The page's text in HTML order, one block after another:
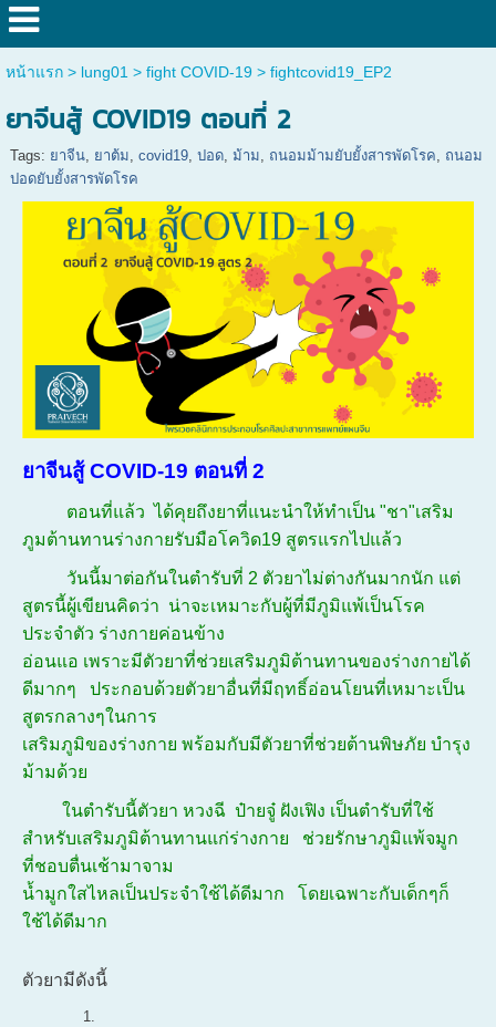
หน้าแรก> lung01 > fight COVID-19> fightcovid19_EP2
ยาจีนสู้ COVID19 ตอนที่ 2
Tags: ยาจีน, ยาต้ม, covid19, ปอด, ม้าม, ถนอมม้ามยับยั้งสารพัดโรค, ถนอม
ปอดยับยั้งสารพัดโรค
ยาจีนสู้ COVID-19 ตอนที่ 2
ตอนที่แล้ว ได้คุยถึงยาที่แนะนำให้ทำเป็น "ชา"เสริม
ภูมต้านทานร่างกายรับมือโควิด19 สูตรแรกไปแล้ว
วันนี้มาต่อกันในตำรับที่ 2 ตัวยาไม่ต่างกันมากนัก แต่
สูตรนี้ผู้เขียนคิดว่า น่าจะเหมาะกับผู้ที่มีภูมิแพ้เป็นโรค
ประจำตัว ร่างกายค่อนข้าง
อ่อนแอ เพราะมีตัวยาที่ช่วยเสริมภูมิต้านทานของร่างกายได้
ดีมากๆ ประกอบด้วยตัวยาอื่นที่มีฤทธิ์อ่อนโยนที่เหมาะเป็น
สูตรกลางๆในการ
เสริมภูมิของร่างกาย พร้อมกับมีตัวยาที่ช่วยต้านพิษภัย บำรุง
ม้ามด้วย
ในตำรับนี้ตัวยา หวงฉี ป๋ายจู๋ ฝังเฟิง เป็นตำรับที่ใช้
สำหรับเสริมภูมิต้านทานแก่ร่างกาย ช่วยรักษาภูมิแพ้จมูก
ที่ชอบตื่นเช้ามาจาม
น้ำมูกใสไหลเป็นประจำใช้ได้ดีมาก โดยเฉพาะกับเด็กๆก็
ใช้ได้ดีมาก
ตัวยามีดังนี้